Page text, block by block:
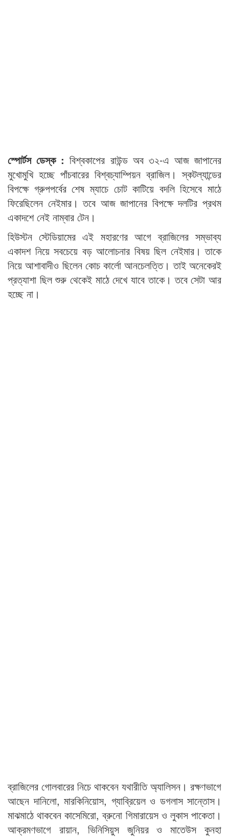
স্পোর্টস ডেস্ক :বিশ্বকাপের রাউন্ড অব ৩২-এ আজ জাপানের
মুখোমুখি হচ্ছে পাঁচবারের বিশ্বচ্যাম্পিয়ন ব্রাজিল। স্কটল্যান্ডের
বিপক্ষে গ্রুপপর্বের শেষ ম্যাচে চোট কাটিয়ে বদলি হিসেবে মাঠে
ফিরেছিলেন নেইমার। তবে আজ জাপানের বিপক্ষে দলটির প্রথম
একাদশে নেই নাম্বার টেন।
হিউস্টন স্টেডিয়ামের এই মহারণের আগে ব্রাজিলের সম্ভাব্য
একাদশ নিয়ে সবচেয়ে বড় আলোচনার বিষয় ছিল নেইমার। তাকে
নিয়ে আশাবাদীও ছিলেন কোচ কার্লো আনচেলত্তি। তাই অনেকেরই
প্রত্যাশা ছিল শুরু থেকেই মাঠে দেখে যাবে তাকে। তবে সেটা আর
হচ্ছে না।
ব্রাজিলের গোলবারের নিচে থাকবেন যথারীতি অ্যালিসন। রক্ষণভাগে
আছেন দানিলো, মারকিনিয়োস, গ্যাব্রিয়েল ও ডগলাস সান্তোস।
মাঝমাঠে থাকবেন কাসেমিরো, ব্রুনো গিমারায়েস ও লুকাস পাকেতা।
আক্রমণভাগে রায়ান, ভিনিসিয়ুস জুনিয়র ও মাতেউস কুনহা